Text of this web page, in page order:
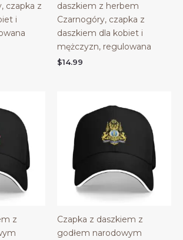
czapka z
i
daszkiem z herbem
Czarnogóry, czapka z
daszkiem dla kobiet i
mężczyzn, regulowana
$14.99
z
Czapka z daszkiem z
godłem narodowym